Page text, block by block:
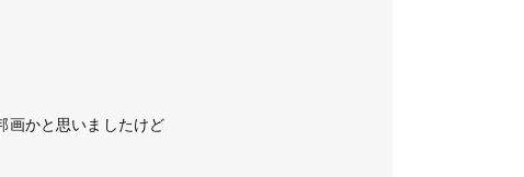
かと思いましたけど